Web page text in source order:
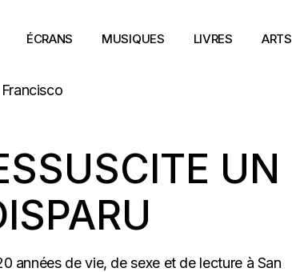
ÉCRANS MUSIQUES LIVRES ARTS
UN
années de vie, de sexe et de lecture à San